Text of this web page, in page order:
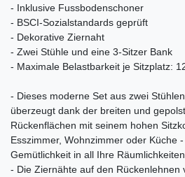
- Inklusive Fussbodenschoner
- BSCI-Sozialstandards geprüft
- Dekorative Ziernaht
- Zwei Stühle und eine 3-Sitzer Bank
- Maximale Belastbarkeit je Sitzplatz:
- Dieses moderne Set aus zwei
überzeugt dank der breiten und
Rückenflächen mit seinem hohen
Esszimmer, Wohnzimmer oder Küche
Gemütlichkeit in all Ihre Räumlichkeiten.
- Die Ziernähte auf den Rückenlehnen